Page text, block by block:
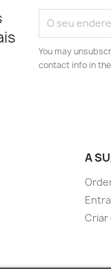
You may
contact info in
A
Criar